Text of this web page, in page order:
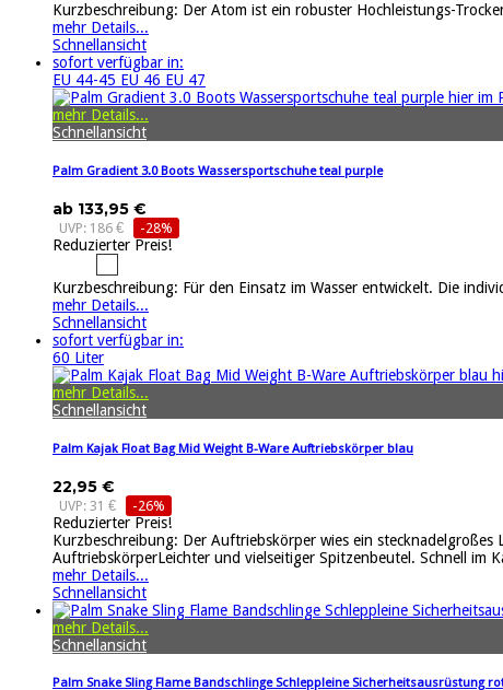
Kurzbeschreibung: Der Atom ist ein robuster Hochleistungs-
mehr Details...
Schnellansicht
sofort verfügbar in:
EU 44-45 EU 46 EU 47
mehr Details...
Schnellansicht
Palm Gradient 3.0 Boots Wassersportschuhe teal purple
ab 133,95 €
UVP: 186 € -28%
Reduzierter Preis!
Kurzbeschreibung: Für den Einsatz im Wasser entwickelt. Die
mehr Details...
Schnellansicht
sofort verfügbar in:
60 Liter
mehr Details...
Schnellansicht
Palm Kajak Float Bag Mid Weight B-Ware Auftriebskörper blau
22,95 €
UVP: 31 € -26%
Reduzierter Preis!
Kurzbeschreibung: Der Auftriebskörper wies ein
AuftriebskörperLeichter und vielseitiger Spitzenbeutel. Schnell im
mehr Details...
Schnellansicht
mehr Details...
Schnellansicht
Palm Snake Sling Flame Bandschlinge Schleppleine Sicherheitsausrüstung